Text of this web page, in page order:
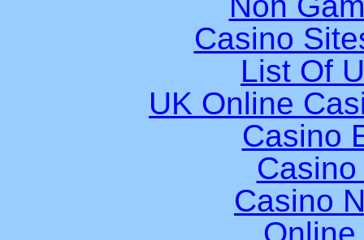
Casino
List Of
UK Online
Casino
Casino